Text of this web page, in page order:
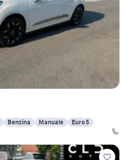
Benzina Manuale
Euro 5